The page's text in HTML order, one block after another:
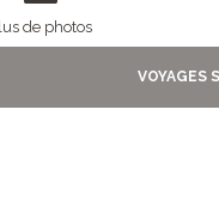
de photos
VOYAGES